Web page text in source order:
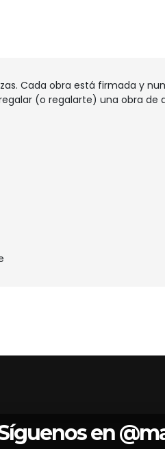
Cada obra está firmada y
(o regalarte) una obra de
en